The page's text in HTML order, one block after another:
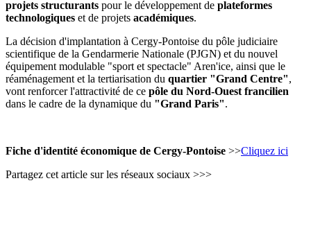
projets structurants pour le développement de plateformes
technologiques et de projets académiques.
La décision d'implantation à Cergy-Pontoise du pôle judiciaire
scientifique de la Gendarmerie Nationale (PJGN) et du nouvel
équipement modulable "sport et spectacle" Aren'ice, ainsi que le
réaménagement et la tertiarisation du quartier "Grand Centre",
vont renforcer l'attractivité de ce pôle du Nord-Ouest francilien
dans le cadre de la dynamique du "Grand Paris".
Fiche d'identité économique de Cergy-Pontoise >>Cliquez ici
Partagez cet article sur les réseaux sociaux >>>